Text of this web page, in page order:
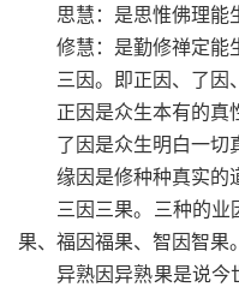
思慧：是思惟佛理能生
修慧：是勤修禅定能生
三因。即正因、了因、
正因是众生本有的真
了因是众生明白一切真
缘因是修种种真实的道
三因三果。三种的业
果、福因福果、智因智果。
异熟因异熟果是说今